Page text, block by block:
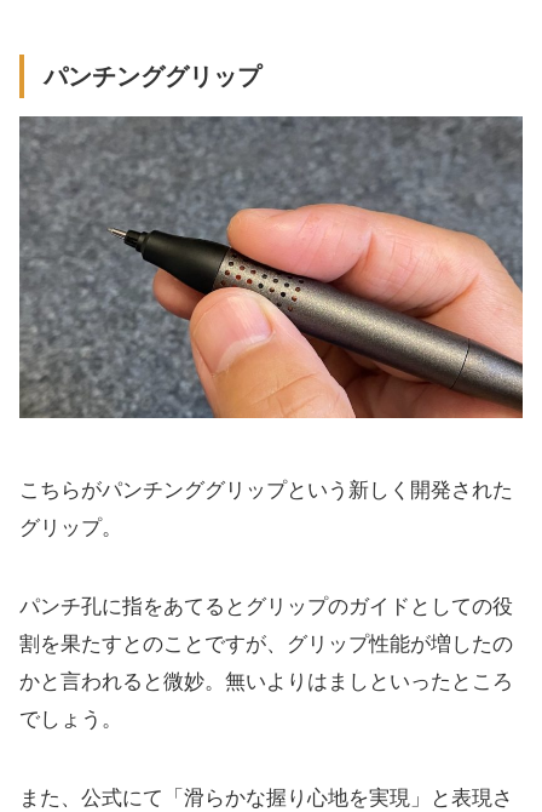
パンチンググリップ
こちらがパンチンググリップという新しく開発された
グリップ。
パンチ孔に指をあてるとグリップのガイドとしての役
割を果たすとのことですが、グリップ性能が増したの
かと言われると微妙。無いよりはましといったところ
でしょう。
また、公式にて「滑らかな握り心地を実現」と表現さ